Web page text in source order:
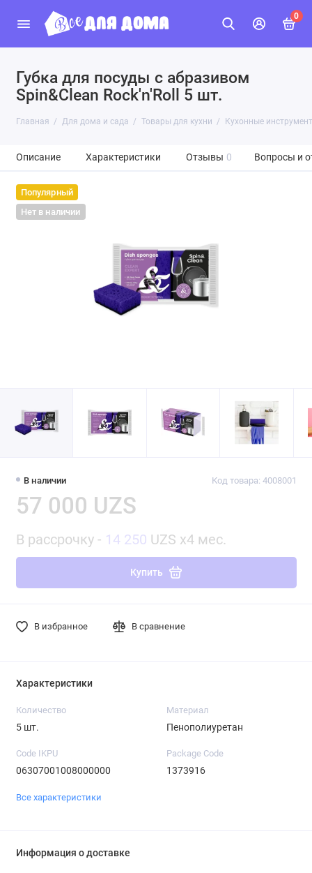
0
Губка для посуды с абразивом
Spin&Clean Rock'n'Roll 5 шт.
Главная Для дома и сада Товары для кухни Кухонные
Описание Характеристики Отзывы 0 Вопросы и
Популярный
Нет в наличии
В наличии Код товара: 4008001
57 000 UZS
В рассрочку - 14 250 UZS x4 мес.
Купить
В избранное В сравнение
Характеристики
Количество
5 шт.
Материал
Пенополиуретан
Code IKPU
06307001008000000
Package Code
1373916
Все характеристики
Информация о доставке